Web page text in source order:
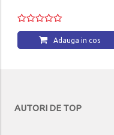
Adauga in cos
AUTORI DE TOP